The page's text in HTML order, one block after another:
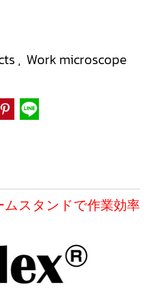
, Work microscope
スタンドで作業効率